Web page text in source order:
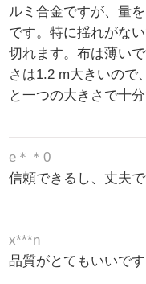
ルミ合金ですが、量
です。特に揺れがな
切れます。布は薄い
さは1.2 m大きいので
と一つの大きさで十
e＊＊0
信頼できるし、丈夫で
x***n
品質がとてもいいです